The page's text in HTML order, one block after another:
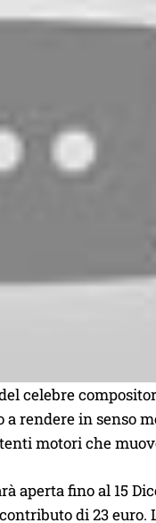
celebre
rendere in senso
motori che
aperta fino al 15
di 23